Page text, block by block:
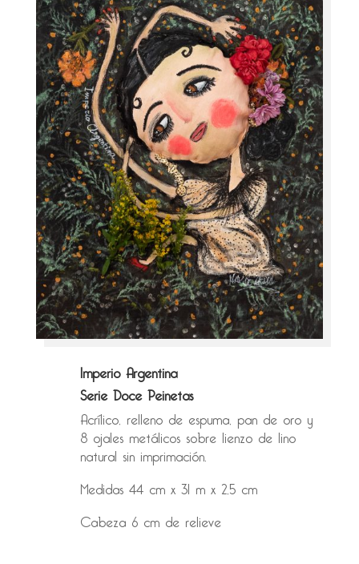
Imperio Argentina
Serie Doce Peinetas
Acrílico, relleno de espuma, pan de oro y
8 ojales metálicos sobre lienzo de lino
natural sin imprimación.
Medidas 44 cm x 31 m x 2,5 cm
Cabeza 6 cm de relieve